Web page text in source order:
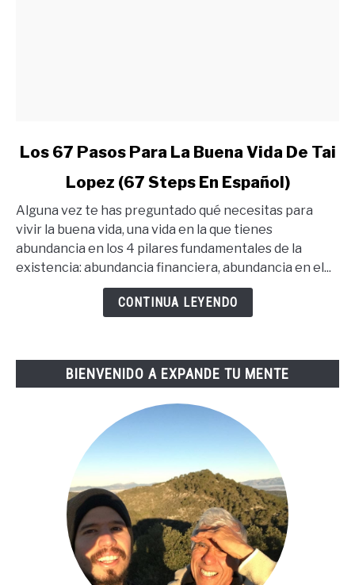
link
67
Pasos
Para
Steps
Los 67 Pasos Para La Buena Vida De Tai
Lopez (67 Steps En Español)
Alguna vez te has preguntado qué necesitas para
vivir la buena vida, una vida en la que tienes
abundancia en los 4 pilares fundamentales de la
existencia: abundancia financiera, abundancia en el...
CONTINUA LEYENDO
BIENVENIDO A EXPANDE TU MENTE